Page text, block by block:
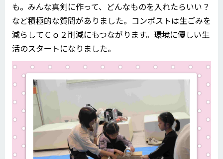
も。みんな真剣に作って、どんなものを入れたらいい？
など積極的な質問がありました。コンポストは生ごみを
減らしてＣｏ２削減にもつながります。環境に優しい生
活のスタートになりました。